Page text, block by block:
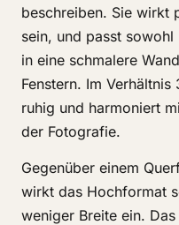
beschreiben. Sie wirkt
sein, und passt
in eine schmalere
Fenstern. Im
ruhig und harmoniert
der Fotografie.
Gegenüber einem
wirkt das Hochformat
weniger Breite ein.